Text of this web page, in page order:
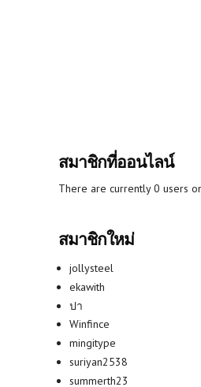
สมาชิกที่ออนไลน์
There are currently 0 users
สมาชิกใหม่
jollysteel
ekawith
ปา
Winfince
mingitype
suriyan2538
summerth23